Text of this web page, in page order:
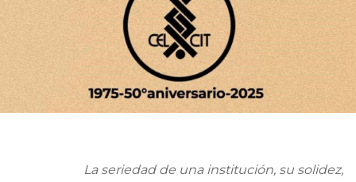
La seriedad de una institución, su solidez,